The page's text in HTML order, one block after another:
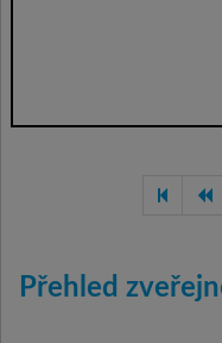
Přehled